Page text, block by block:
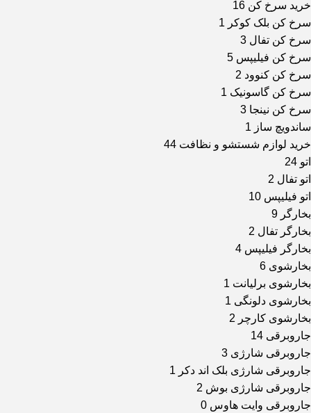
خرید سرخ کن 16
سرخ کن بلک کوکر 1
سرخ کن تفال 3
سرخ کن فیلیپس 5
سرخ کن کنوود 2
سرخ کن گاسونیک 1
سرخ کن نینجا 3
ساندویچ ساز 1
خرید لوازم شستشو و نظافت 44
اتو 24
اتو تفال 2
اتو فیلیپس 10
بخارگر 9
بخارگر تفال 2
بخارگر فیلیپس 4
بخارشوی 6
بخارشوی برلیانت 1
بخارشوی دلونگی 1
بخارشوی کارچر 2
جاروبرقی 14
جاروبرقی شارژی 3
جاروبرقی شارژی بلک اند دکر 1
جاروبرقی شارژی بوش 2
جاروبرقی وایت هاوس 0